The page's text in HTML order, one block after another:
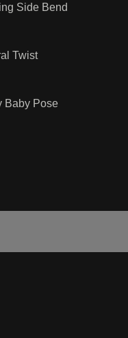
Side Bend
Twist
Baby Pose